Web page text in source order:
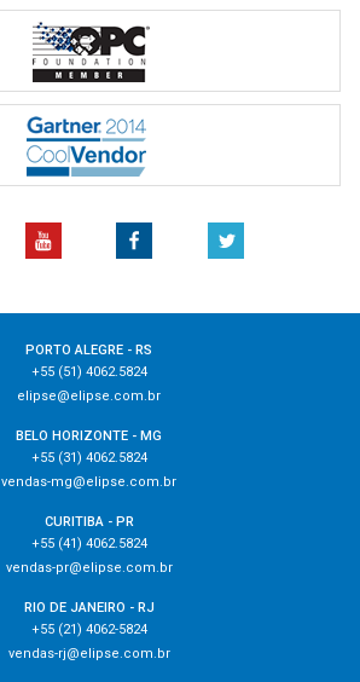
PORTO ALEGRE - RS
+55 (51) 4062.5824
elipse@elipse.com.br
BELO HORIZONTE - MG
+55 (31) 4062.5824
vendas-mg@elipse.com.br
CURITIBA - PR
+55 (41) 4062.5824
vendas-pr@elipse.com.br
RIO DE JANEIRO - RJ
+55 (21) 4062-5824
vendas-rj@elipse.com.br